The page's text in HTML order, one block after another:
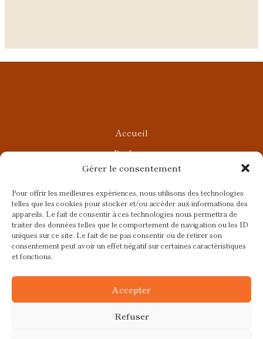
Gérer le consentement
Pour offrir les meilleures expériences, nous utilisons des technologies
telles que les cookies pour stocker et/ou accéder aux informations des
appareils. Le fait de consentir à ces technologies nous permettra de
traiter des données telles que le comportement de navigation ou les ID
uniques sur ce site. Le fait de ne pas consentir ou de retirer son
consentement peut avoir un effet négatif sur certaines caractéristiques
et fonctions.
Accepter
Refuser
Accueil
Parfums
Ateliers privés
Rendez-vous Beauté
Rendez-vous Parfumés
Contact
Blog